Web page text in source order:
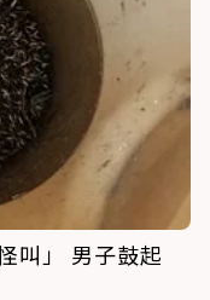
叫」 男子鼓起